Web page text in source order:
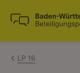
Zum Inhalt
Link zur
LP 16